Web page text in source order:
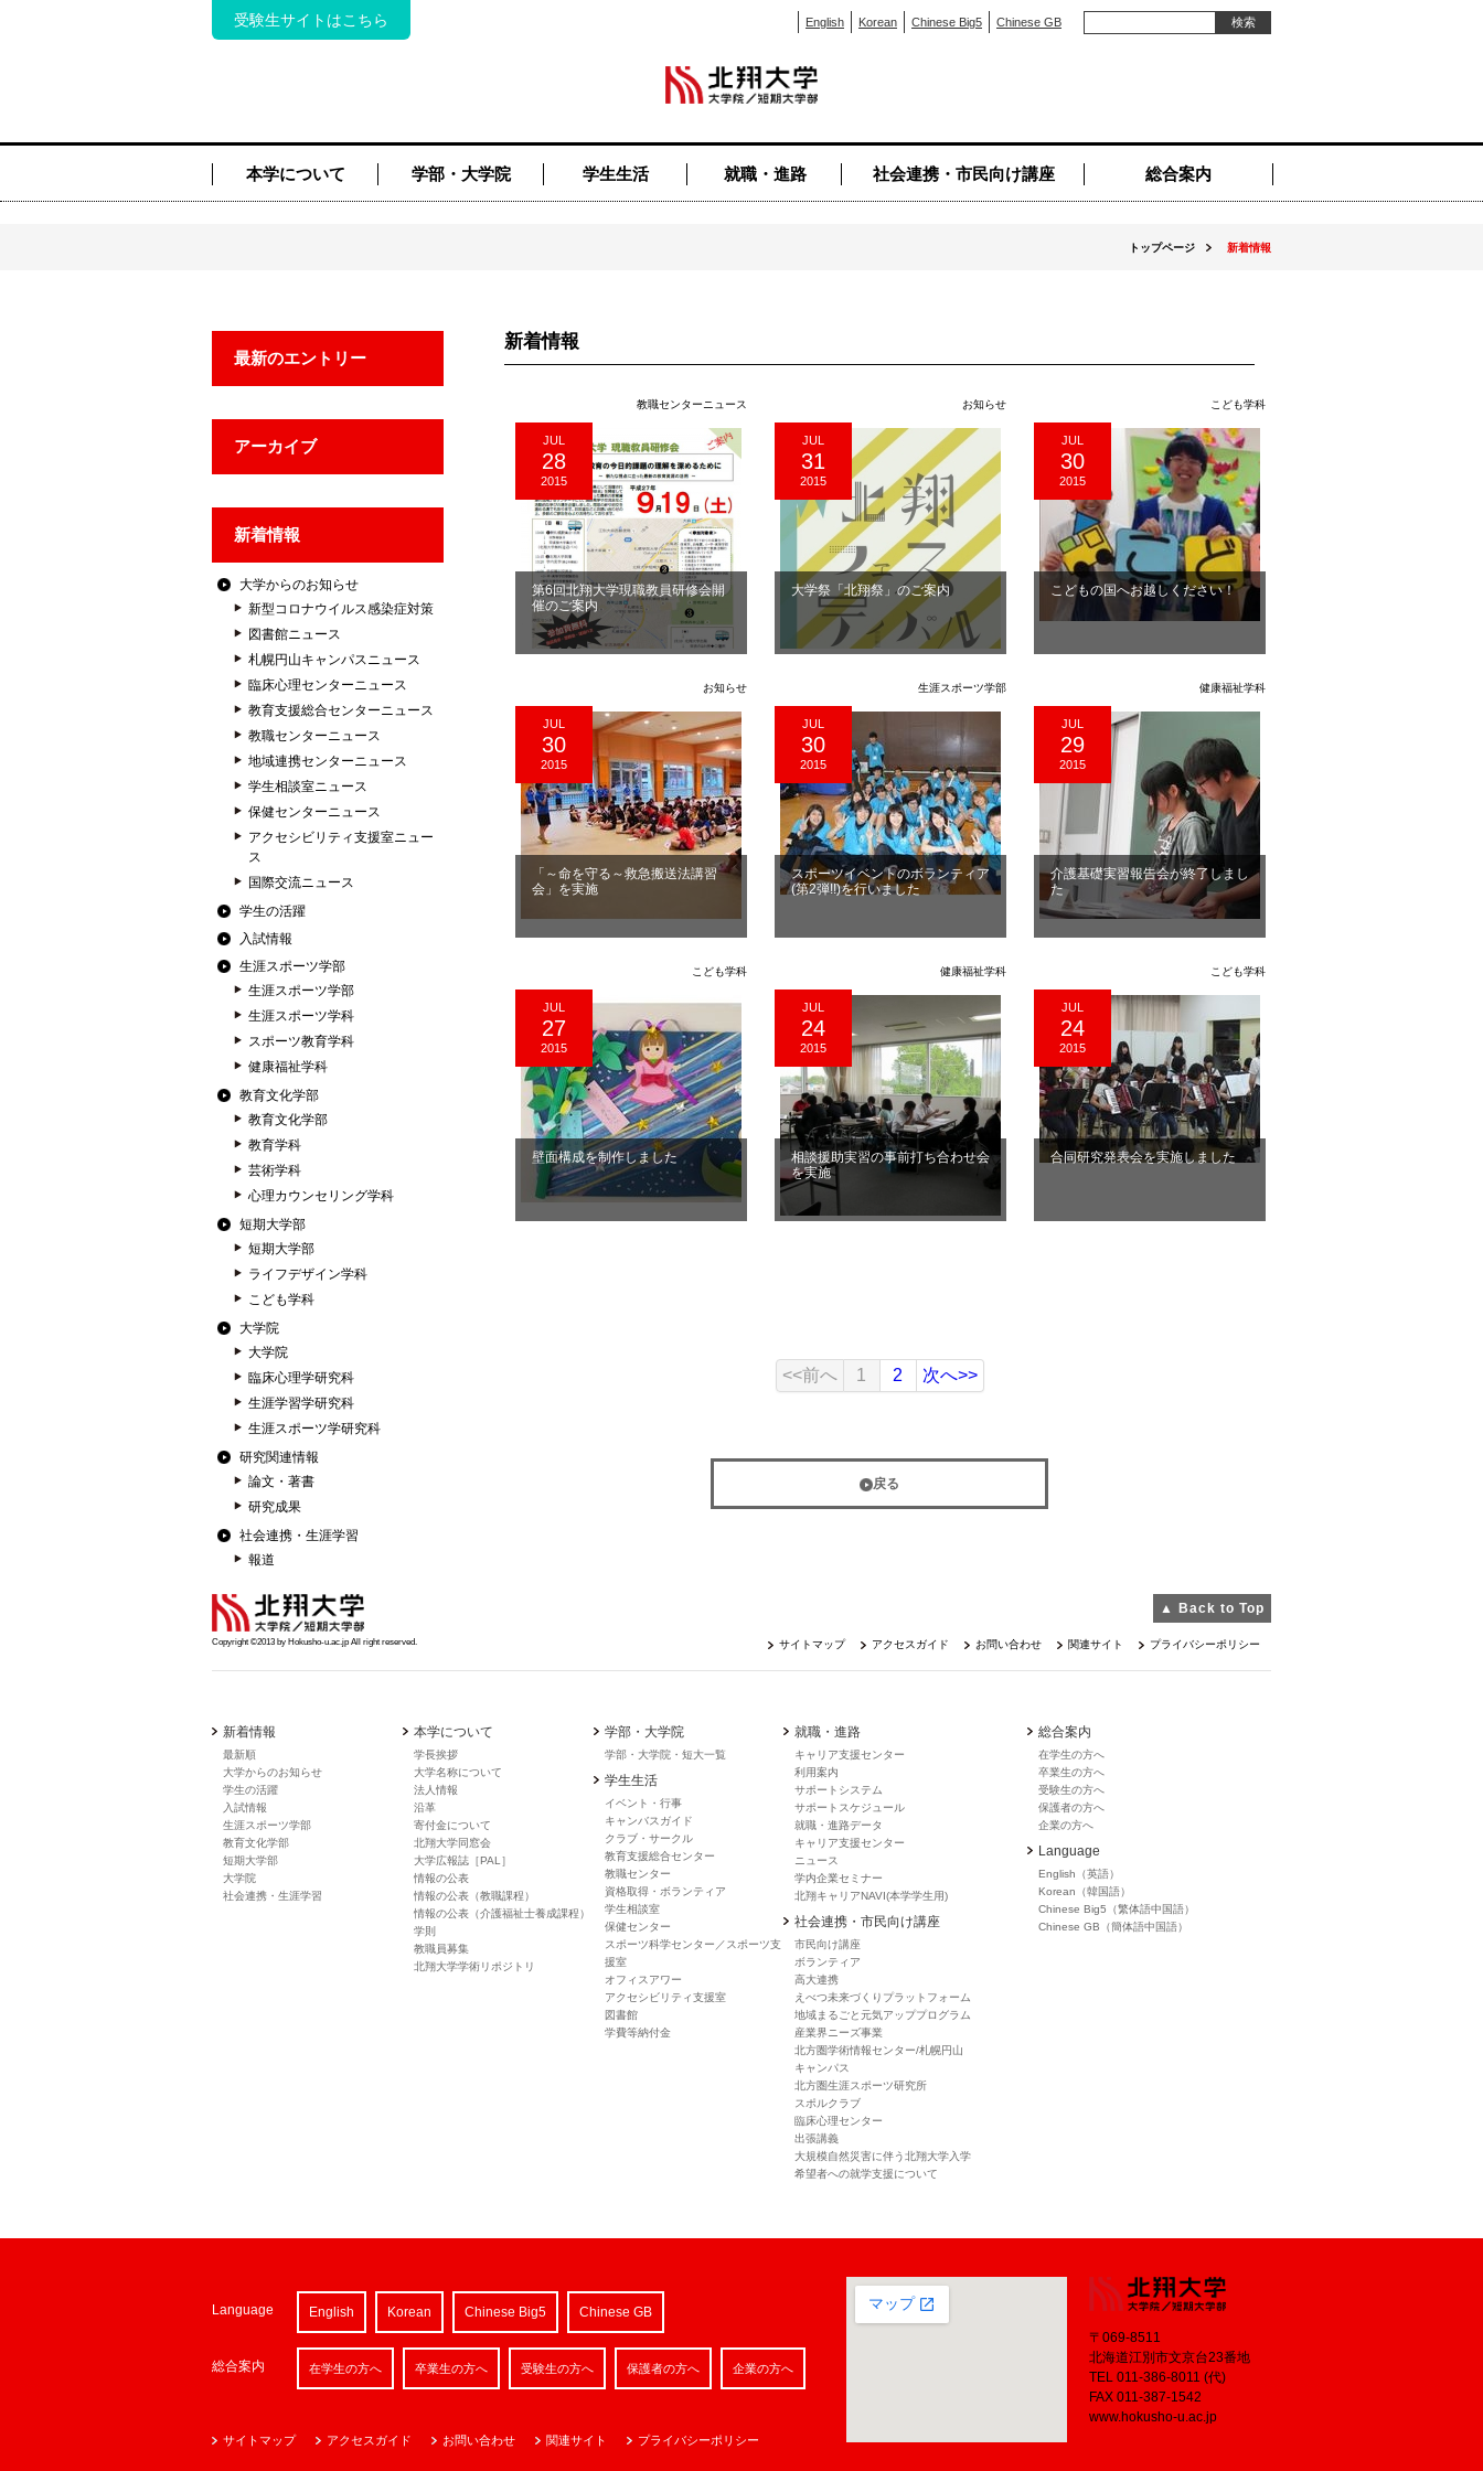
受験生サイトはこちら English Korean Chinese Big5 Chinese GB
本学について 学部・大学院 学生生活 就職・進路 社会連携・市民向け講座 総合案内
トップページ 新着情報
最新のエントリー
アーカイブ
新着情報
大学からのお知らせ
新型コロナウイルス感染症対策
図書館ニュース
札幌円山キャンパスニュース
臨床心理センターニュース
教育支援総合センターニュース
教職センターニュース
地域連携センターニュース
学生相談室ニュース
保健センターニュース
アクセシビリティ支援室ニュー
ス
国際交流ニュース
学生の活躍
入試情報
生涯スポーツ学部
生涯スポーツ学部
生涯スポーツ学科
スポーツ教育学科
健康福祉学科
教育文化学部
教育文化学部
教育学科
芸術学科
心理カウンセリング学科
短期大学部
短期大学部
ライフデザイン学科
こども学科
大学院
大学院
臨床心理学研究科
生涯学習学研究科
生涯スポーツ学研究科
研究関連情報
論文・著書
研究成果
社会連携・生涯学習
報道
新着情報
教職センターニュース
JUL
28
2015
第6回北翔大学現職教員研修会開
催のご案内
お知らせ
JUL
31
2015
大学祭「北翔祭」のご案内
こども学科
JUL
30
2015
こどもの国へお越しください！
お知らせ
JUL
30
2015
「～命を守る～救急搬送法講習
会」を実施
生涯スポーツ学部
JUL
30
2015
スポーツイベントのボランティア
(第2弾!!)を行いました
健康福祉学科
JUL
29
2015
介護基礎実習報告会が終了しまし
た
こども学科
JUL
27
2015
壁面構成を制作しました
健康福祉学科
JUL
24
2015
相談援助実習の事前打ち合わせ会
を実施
こども学科
JUL
24
2015
合同研究発表会を実施しました
<<前へ 1 2 次へ>>
戻る
▲ Back to Top
Copyright ©2013 by Hokusho-u.ac.jp All right reserved. サイトマップ アクセスガイド お問い合わせ 関連サイト プライバシーポリシー
新着情報
最新順
大学からのお知らせ
学生の活躍
入試情報
生涯スポーツ学部
教育文化学部
短期大学部
大学院
社会連携・生涯学習
本学について
学長挨拶
大学名称について
法人情報
沿革
寄付金について
北翔大学同窓会
大学広報誌［PAL］
情報の公表
情報の公表（教職課程）
情報の公表（介護福祉士養成課程）
学則
教職員募集
北翔大学学術リポジトリ
学部・大学院
学部・大学院・短大一覧
学生生活
イベント・行事
キャンバスガイド
クラブ・サークル
教育支援総合センター
教職センター
資格取得・ボランティア
学生相談室
保健センター
スポーツ科学センター／スポーツ支
援室
オフィスアワー
アクセシビリティ支援室
図書館
学費等納付金
就職・進路
キャリア支援センター
利用案内
サポートシステム
サポートスケジュール
就職・進路データ
キャリア支援センター
ニュース
学内企業セミナー
北翔キャリアNAVI(本学学生用)
社会連携・市民向け講座
市民向け講座
ボランティア
高大連携
えべつ未来づくりプラットフォーム
地域まるごと元気アッププログラム
産業界ニーズ事業
北方圏学術情報センター/札幌円山
キャンパス
北方圏生涯スポーツ研究所
スポルクラブ
臨床心理センター
出張講義
大規模自然災害に伴う北翔大学入学
希望者への就学支援について
総合案内
在学生の方へ
卒業生の方へ
受験生の方へ
保護者の方へ
企業の方へ
Language
English（英語）
Korean（韓国語）
Chinese Big5（繁体語中国語）
Chinese GB（簡体語中国語）
〒069-8511
北海道江別市文京台23番地
TEL 011-386-8011 (代)
FAX 011-387-1542
www.hokusho-u.ac.jp
Language English Korean Chinese Big5 Chinese GB
総合案内 在学生の方へ 卒業生の方へ 受験生の方へ 保護者の方へ 企業の方へ
サイトマップ アクセスガイド お問い合わせ 関連サイト プライバシーポリシー